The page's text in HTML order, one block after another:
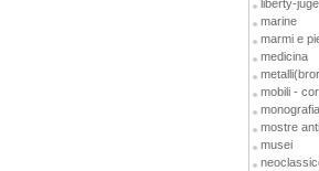
liberty-
marine
marmi e
medicina
mobili -
monografia
mostre
musei